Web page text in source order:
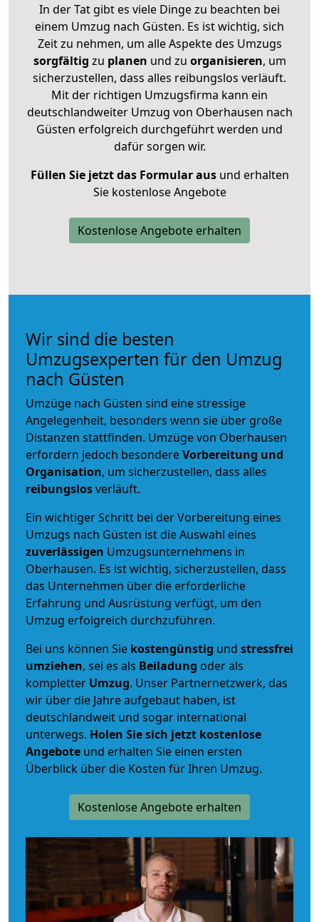
In der Tat gibt es viele Dinge zu beachten bei
einem Umzug nach Güsten. Es ist wichtig, sich
Zeit zu nehmen, um alle Aspekte des Umzugs
sorgfältig zu planen und zu organisieren, um
sicherzustellen, dass alles reibungslos verläuft.
Mit der richtigen Umzugsfirma kann ein
deutschlandweiter Umzug von Oberhausen nach
Güsten erfolgreich durchgeführt werden und
dafür sorgen wir.
Füllen Sie jetzt das Formular ausund erhalten
Sie kostenlose Angebote
Kostenlose Angebote erhalten
Wir sind die besten
Umzugsexperten für den Umzug
nach Güsten
Umzüge nach Güsten sind eine stressige
Angelegenheit, besonders wenn sie über große
Distanzen stattfinden. Umzüge von Oberhausen
erfordern jedoch besondereVorbereitung und
Organisation, um sicherzustellen, dass alles
reibungslosverläuft.
Ein wichtiger Schritt bei der Vorbereitung eines
Umzugs nach Güsten ist die Auswahl eines
zuverlässigen Umzugsunternehmens in
Oberhausen. Es ist wichtig, sicherzustellen, dass
das Unternehmen über die erforderliche
Erfahrung und Ausrüstung verfügt, um den
Umzug erfolgreich durchzuführen.
Bei uns können Sie kostengünstig und stressfrei
umziehen, sei es als Beiladung oder als
kompletter Umzug. Unser Partnernetzwerk, das
wir über die Jahre aufgebaut haben, ist
deutschlandweit und sogar international
unterwegs. Holen Sie sich jetzt kostenlose
Angebote und erhalten Sie einen ersten
Überblick über die Kosten für Ihren Umzug.
Kostenlose Angebote erhalten